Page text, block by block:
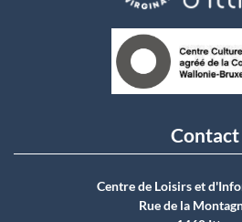
Contact
Centre de Loisirs et
Rue de la